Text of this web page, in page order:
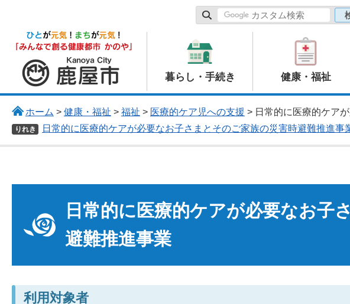
鹿屋市
暮らし・手続き 健康・福祉
ホーム > 健康・福祉 > 福祉 > 医療的ケア児への支援 > 日常的に医療的ケア
りれき 日常的に医療的ケアが必要なお子さまとそのご家族の災害時避難推進事
日常的に医療的ケアが必要なお子
避難推進事業
利用対象者